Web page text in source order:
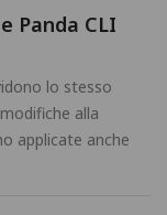
Panda CLI
lo stesso
alla
applicate anche